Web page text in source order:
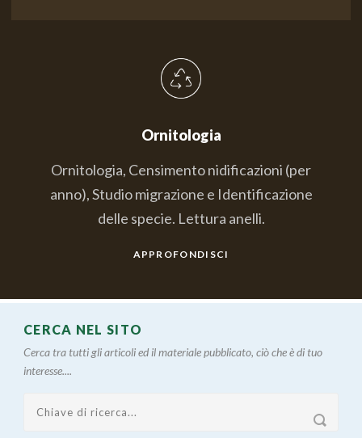
Ornitologia
Ornitologia, Censimento nidificazioni (per
anno), Studio migrazione e Identificazione
delle specie. Lettura anelli.
APPROFONDISCI
CERCA NEL SITO
Cerca tra tutti gli articoli ed il materiale pubblicato, ciò che è di tuo
interesse....